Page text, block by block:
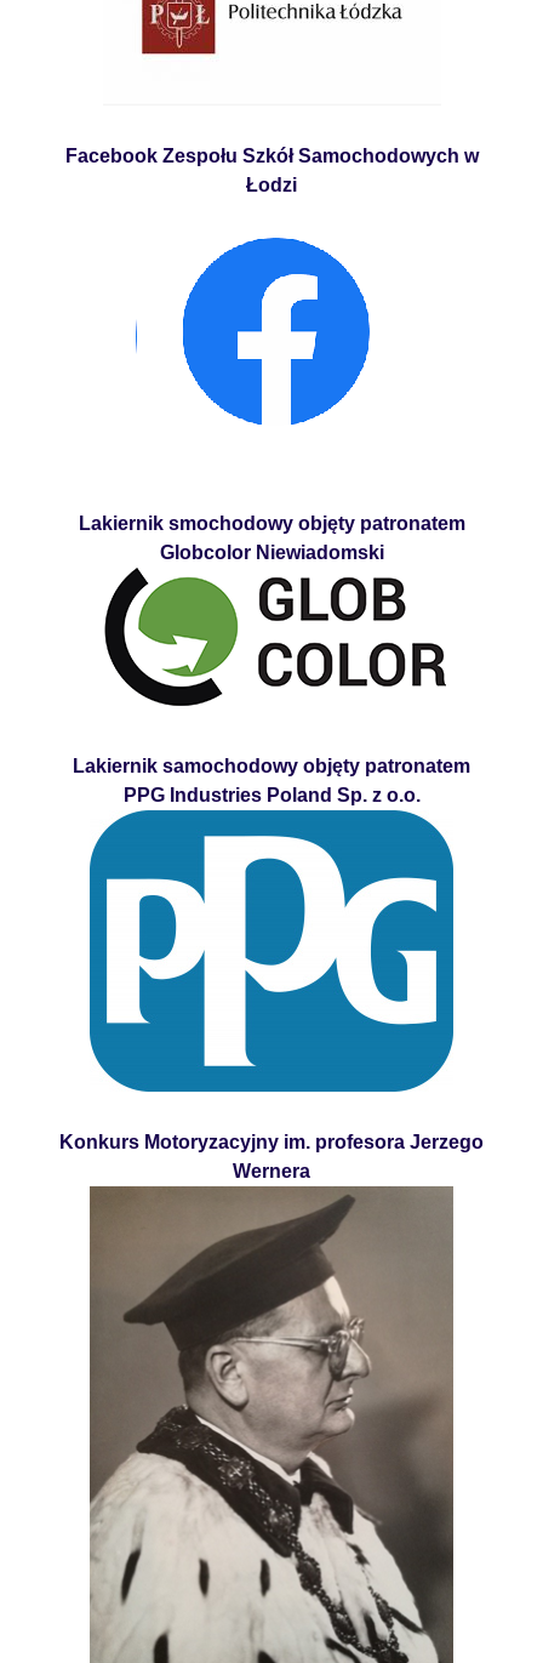
Facebook Zespołu Szkół Samochodowych w
Łodzi
Lakiernik smochodowy objęty patronatem
Globcolor Niewiadomski
Lakiernik samochodowy objęty patronatem
PPG Industries Poland Sp. z o.o.
Konkurs Motoryzacyjny im. profesora Jerzego
Wernera